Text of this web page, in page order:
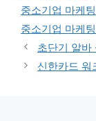
중소기업 마케
중소기업 마케
초단기 알바
신한카드 워